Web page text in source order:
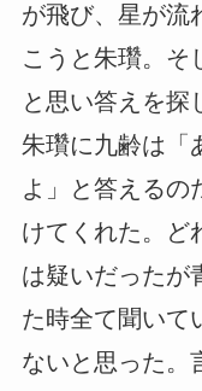
が飛び、星が流
こうと朱瓚。そ
と思い答えを探
朱瓚に九齢は「
よ」と答えるの
けてくれた。ど
は疑いだったが
た時全て聞いて
ないと思った。